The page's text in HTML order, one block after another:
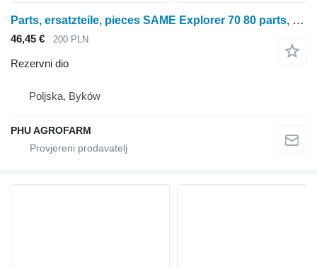
Parts, ersatzteile, pieces SAME Explorer 70 80 parts, ersatzteile, pieces za SAME Explorer 70 80 traktora na kotačima
46,45 € 200 PLN
Rezervni dio
Poljska, Byków
PHU AGROFARM